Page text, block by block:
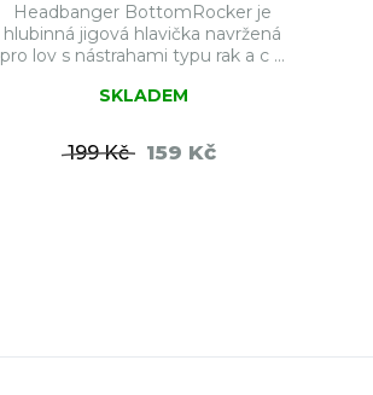
Headbanger BottomRocker je
hlubinná jigová hlavička navržená
pro lov s nástrahami typu rak a c ...
SKLADEM
199 Kč 159 Kč